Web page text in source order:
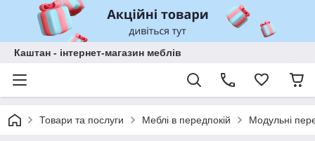
Каштан - інтернет-магазин меблів
Товари та послуги Меблі в передпокій Модульні